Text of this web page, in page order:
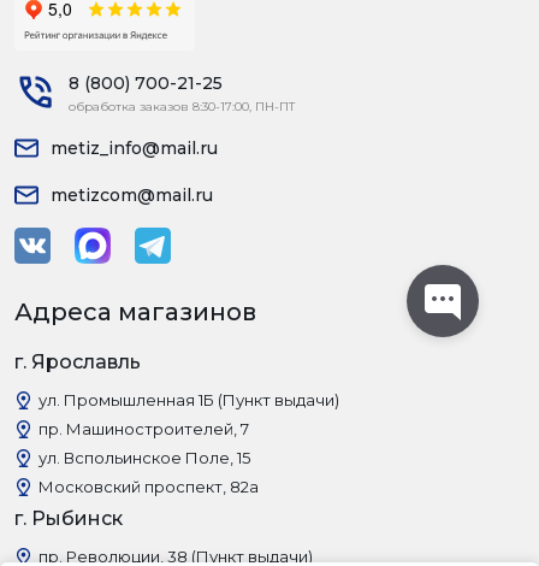
8 (800) 700-21-25
обработка заказов 8:30-17:00, ПН-ПТ
metiz_info@mail.ru
metizcom@mail.ru
Адреса магазинов
г. Ярославль
ул. Промышленная 1Б (Пункт выдачи)
пр. Машиностроителей, 7
ул. Вспольинское Поле, 15
Московский проспект, 82а
г. Рыбинск
пр. Революции, 38 (Пункт выдачи)